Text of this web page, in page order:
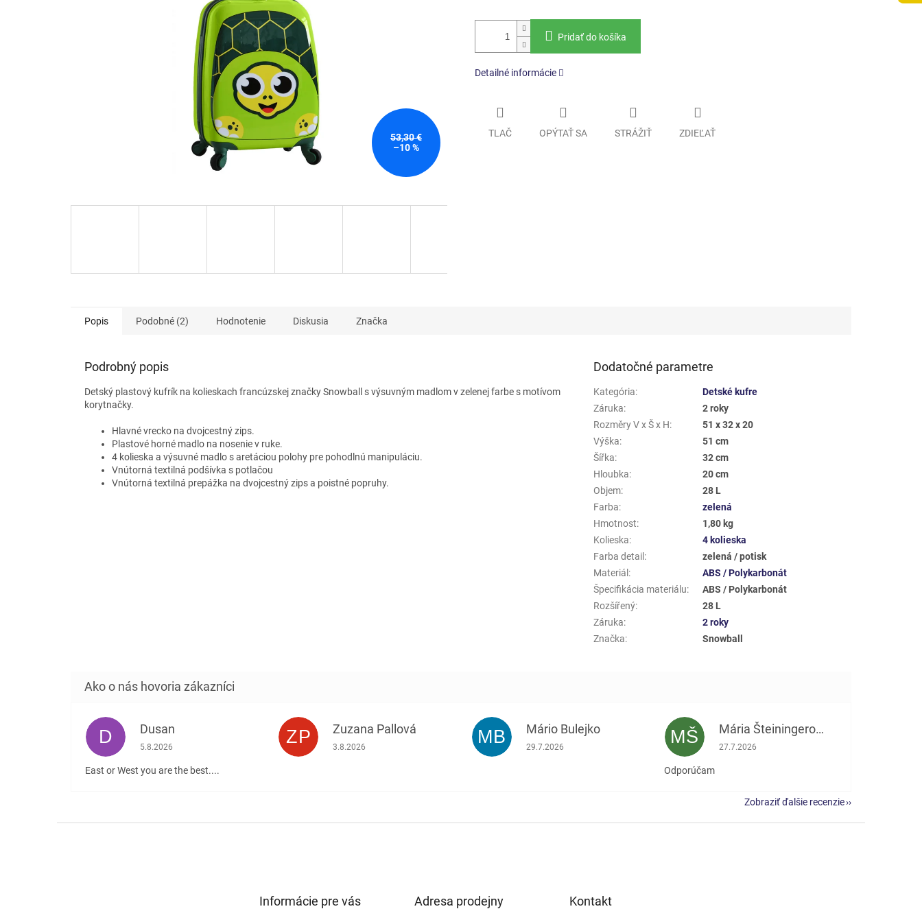
53,30 €
–10 %
Pridať do košíka
Detailné informácie
TLAČ OPÝTAŤ SA STRÁŽIŤ ZDIEĽAŤ
Popis Podobné (2) Hodnotenie Diskusia Značka
Podrobný popis
Detský plastový kufrík na kolieskach francúzskej značky Snowball s výsuvným madlom v zelenej farbe s motívom
korytnačky.
Hlavné vrecko na dvojcestný zips.
Plastové horné madlo na nosenie v ruke.
4 kolieska a výsuvné madlo s aretáciou polohy pre pohodlnú manipuláciu.
Vnútorná textilná podšívka s potlačou
Vnútorná textilná prepážka na dvojcestný zips a poistné popruhy.
Dodatočné parametre
Kategória:
Detské kufre
Záruka:
2 roky
Rozměry V x Š x H:
51 x 32 x 20
Výška:
51 cm
Šířka:
32 cm
Hloubka:
20 cm
Objem:
28 L
Farba:
zelená
Hmotnost:
1,80 kg
Kolieska:
4 kolieska
Farba detail :
zelená / potisk
Materiál :
ABS / Polykarbonát
Špecifikácia materiálu:
ABS / Polykarbonát
Rozšířený:
28 L
Záruka:
2 roky
Značka: Snowball
D Dusan
Hodnotenie obchodu je 5 z 5 hviezdičiek.
5.8.2026
East or West you are the best....
ZP Zuzana Pallová
Hodnotenie obchodu je 5 z 5 hviezdičiek.
3.8.2026 MB Mário Bulejko
Hodnotenie obchodu je 5 z 5 hviezdičiek.
29.7.2026 MŠ Mária Šteiningerová
Hodnotenie obchodu je 5 z 5 hviezdičiek.
27.7.2026
Odporúčam
Zobraziť ďalšie recenzie
Informácie pre vás Adresa prodejny Kontakt